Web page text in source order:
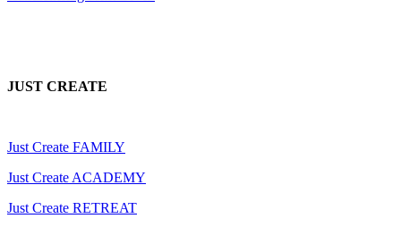
JUST CREATE
Just Create FAMILY
Just Create ACADEMY
Just Create RETREAT